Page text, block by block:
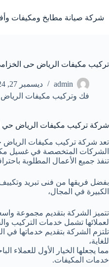
إلى
المحتوى
شركة صيانة مطابخ ومكيفات
تركيب مكيفات الرياض حى الخزامى
admin
ديسمبر 27, 2024
فك وتركيب مكيفات الرياض
شركة تركيب مكيفات الرياض حي
تعد شركة تركيب مكيفات
الشركات المتخصصة في غسيل
تنفذ جميع الأعمال المطلوبة
بفضل فريقها من فنى تبريد
الكبيرة في المجال،
تتميز الشركة بتقديم مجموعة
لعملائها تشمل خدمات التركيب
تلتزم الشركة بتقديم خدماتها في
للغاية،
مما يجعلها الخيار الأول للعملاء
خدمات المكيفات.